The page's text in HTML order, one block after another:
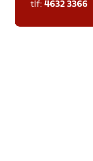
tlf: 4632 3366